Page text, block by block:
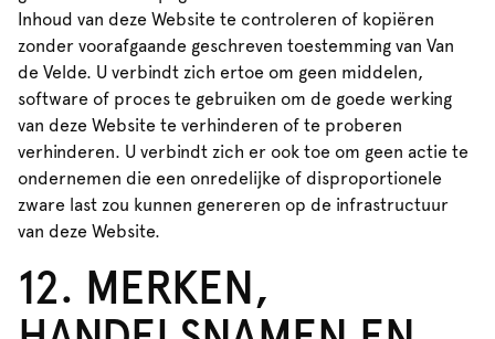
Inhoud van deze Website te controleren of kopiëren
zonder voorafgaande geschreven toestemming van Van
de Velde. U verbindt zich ertoe om geen middelen,
software of proces te gebruiken om de goede werking
van deze Website te verhinderen of te proberen
verhinderen. U verbindt zich er ook toe om geen actie te
ondernemen die een onredelijke of disproportionele
zware last zou kunnen genereren op de infrastructuur
van deze Website.
12. MERKEN,